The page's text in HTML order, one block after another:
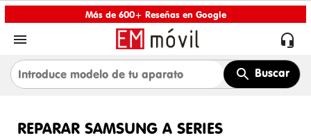
Más de 600+ Reseñas en Google
 
Buscar
REPARAR SAMSUNG A SERIES